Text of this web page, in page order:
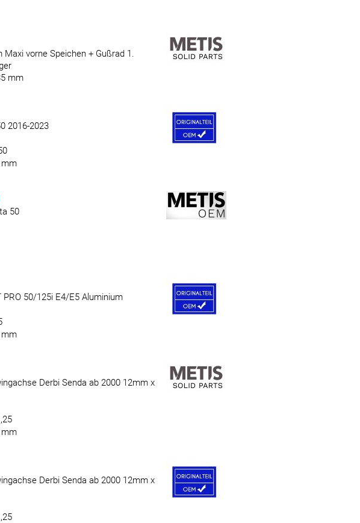
Maxi vorne Speichen + Gußrad 1.
mm
2016-2023
mm
50
50/125i E4/E5 Aluminium
mm
Derbi Senda ab 2000 12mm x
mm
Derbi Senda ab 2000 12mm x